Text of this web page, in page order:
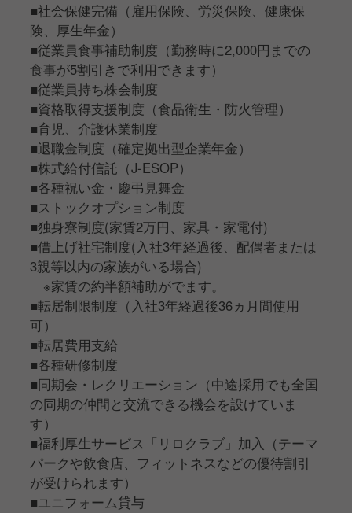
■社会保健完備（雇用保険、労災保険、健康保
険、厚生年金）
■従業員食事補助制度（勤務時に2,000円までの
食事が5割引きで利用できます）
■従業員持ち株会制度
■資格取得支援制度（食品衛生・防火管理）
■育児、介護休業制度
■退職金制度（確定拠出型企業年金）
■株式給付信託（J-ESOP）
■各種祝い金・慶弔見舞金
■ストックオプション制度
■独身寮制度(家賃2万円、家具・家電付)
■借上げ社宅制度(入社3年経過後、配偶者または
3親等以内の家族がいる場合)
※家賃の約半額補助がでます。
■転居制限制度（入社3年経過後36ヵ月間使用
可）
■転居費用支給
■各種研修制度
■同期会・レクリエーション（中途採用でも全国
の同期の仲間と交流できる機会を設けていま
す）
■福利厚生サービス「リロクラブ」加入（テーマ
パークや飲食店、フィットネスなどの優待割引
が受けられます）
■ユニフォーム貸与